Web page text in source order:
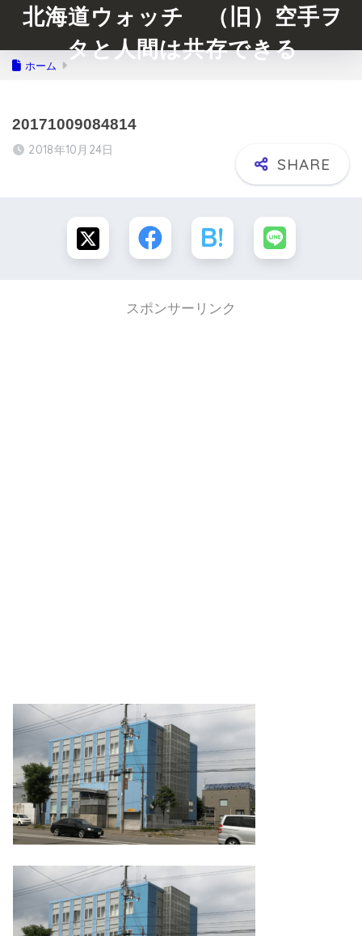
北海道ウォッチ （旧）空手ヲ
タと人間は共存できる
ホーム
20171009084814
2018年10月24日
スポンサーリンク